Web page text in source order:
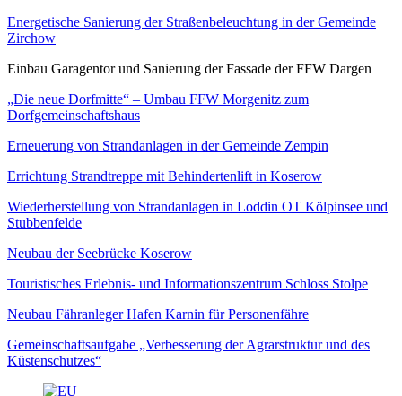
Energetische Sanierung der Straßenbeleuchtung in der Gemeinde
Zirchow
Einbau Garagentor und Sanierung der Fassade der FFW Dargen
„Die neue Dorfmitte“ – Umbau FFW Morgenitz zum
Dorfgemeinschaftshaus
Erneuerung von Strandanlagen in der Gemeinde Zempin
Errichtung Strandtreppe mit Behindertenlift in Koserow
Wiederherstellung von Strandanlagen in Loddin OT Kölpinsee und
Stubbenfelde
Neubau der Seebrücke Koserow
Touristisches Erlebnis- und Informationszentrum Schloss Stolpe
Neubau Fähranleger Hafen Karnin für Personenfähre
Gemeinschaftsaufgabe „Verbesserung der Agrarstruktur und des
Küstenschutzes“